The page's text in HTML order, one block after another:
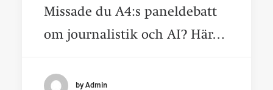
Missade du A4:s paneldebatt
om journalistik och AI? Här…
by Admin